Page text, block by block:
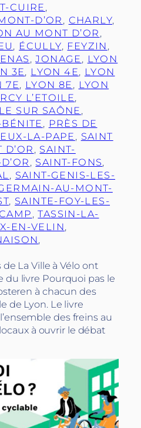
CUIRE
D’OR , CHARLY
AU MONT D’OR
, ÉCULLY, FEYZIN
, JONAGE , LYON
3E, LYON 4E, LYON
7E, LYON 8E , LYON
L’ETOILE
SUR SAÔNE
, PRÈS DE
LA-PAPE , SAINT
, SAINT-
, SAINT-FONS
, SAINT-GENIS-LES-
AU-MONT-
, SAINTE-FOY-LES-
, TASSIN-LA-
EN-VELIN
La Ville à Vélo ont
du livre Pourquoi pas le
à chacun des
de Lyon. Le livre
des freins au
à ouvrir le débat